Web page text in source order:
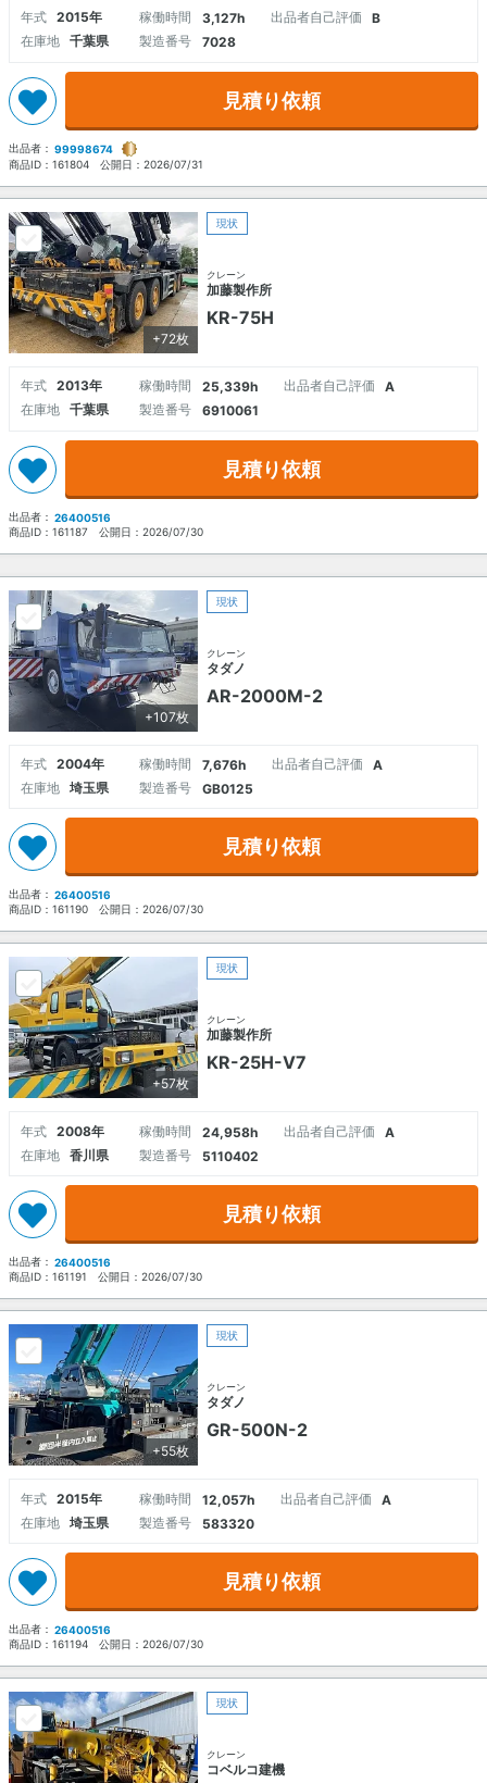
年式 2015年 稼働時間 3,127h 出品者自己評価
B
在庫地
千葉県 製造番号 7028
見積り依頼
出品者： 99998674
商品ID： 161804 公開日： 2026/07/31
+72枚
現状
クレーン
加藤製作所
KR-75H
年式 2013年 稼働時間 25,339h 出品者自己評価
A
在庫地
千葉県 製造番号 6910061
見積り依頼
出品者： 26400516
商品ID： 161187 公開日： 2026/07/30
+107枚
現状
クレーン
タダノ
AR-2000M-2
年式 2004年 稼働時間 7,676h 出品者自己評価
A
在庫地
埼玉県 製造番号 GB0125
見積り依頼
出品者： 26400516
商品ID： 161190 公開日： 2026/07/30
+57枚
現状
クレーン
加藤製作所
KR-25H-V7
年式 2008年 稼働時間 24,958h 出品者自己評価
A
在庫地
香川県 製造番号 5110402
見積り依頼
出品者： 26400516
商品ID： 161191 公開日： 2026/07/30
+55枚
現状
クレーン
タダノ
GR-500N-2
年式 2015年 稼働時間 12,057h 出品者自己評価
A
在庫地
埼玉県 製造番号 583320
見積り依頼
出品者： 26400516
商品ID： 161194 公開日： 2026/07/30
現状
クレーン
コベルコ建機